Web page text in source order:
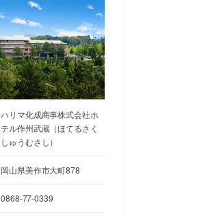
ハリマ化成商事株式会社ホ
テル作州武蔵（ほてるさく
しゅうむさし）
岡山県美作市大町878
0868-77-0339